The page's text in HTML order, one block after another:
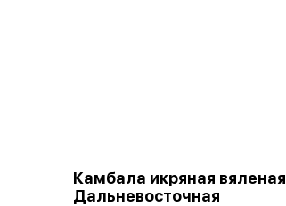
Камбала икряная вяленая
Дальневосточная